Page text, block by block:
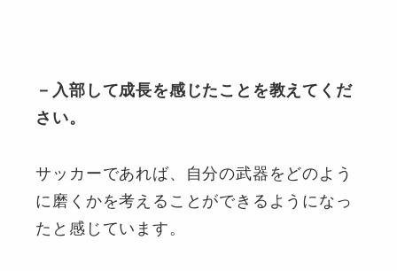
－入部して成長を感じたことを教えてくだ
さい。
サッカーであれば、自分の武器をどのよう
に磨くかを考えることができるようになっ
たと感じています。